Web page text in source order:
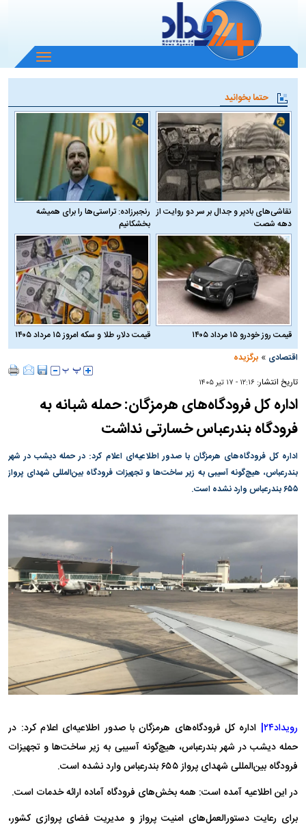
باز
و
منو
حتما بخوانید
نقاشی‌های بادپر و جدال بر سر دو روایت از
دهه شصت
رنجبرزاده: تراستی‌ها را برای همیشه
بخشکانیم
قیمت روز خودرو ۱۵ مرداد ۱۴۰۵
قیمت دلار، طلا و سکه امروز ۱۵ مرداد ۱۴۰۵
اقتصادی »برگزیده
تاریخ انتشار: ۱۲:۱۶ - ۱۷ تير ۱۴۰۵
اداره کل فرودگاه‌های هرمزگان: حمله شبانه به
فرودگاه بندرعباس خسارتی نداشت
اداره کل فرودگاه‌های هرمزگان با صدور اطلاعیه‌ای اعلام کرد: در حمله دیشب در شهر
بندرعباس، هیچ‌گونه آسیبی به زیر ساخت‌ها و تجهیزات فرودگاه بین‌المللی شهدای پرواز
۶۵۵ بندرعباس وارد نشده است.
رویداد۲۴|
اداره کل فرودگاه‌های هرمزگان با صدور اطلاعیه‌ای اعلام کرد: در
حمله دیشب در شهر بندرعباس، هیچ‌گونه آسیبی به زیر ساخت‌ها و تجهیزات
فرودگاه بین‌المللی شهدای پرواز ۶۵۵ بندرعباس وارد نشده است.
در این اطلاعیه آمده است: همه بخش‌های فرودگاه آماده ارائه خدمات است.
برای رعایت دستورالعمل‌های امنیت پرواز و مدیریت فضای پروازی کشور،